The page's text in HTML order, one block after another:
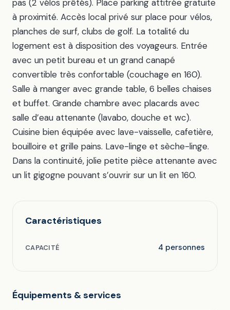
pas (2 vélos prêtés). Place parking attitrée gratuite
à proximité. Accès local privé sur place pour vélos,
planches de surf, clubs de golf. La totalité du
logement est à disposition des voyageurs. Entrée
avec un petit bureau et un grand canapé
convertible très confortable (couchage en 160).
Salle à manger avec grande table, 6 belles chaises
et buffet. Grande chambre avec placards avec
salle d’eau attenante (lavabo, douche et wc).
Cuisine bien équipée avec lave-vaisselle, cafetière,
bouilloire et grille pains. Lave-linge et sèche-linge.
Dans la continuité, jolie petite pièce attenante avec
un lit gigogne pouvant s’ouvrir sur un lit en 160.
Caractéristiques
CAPACITÉ 4 personnes
Équipements & services